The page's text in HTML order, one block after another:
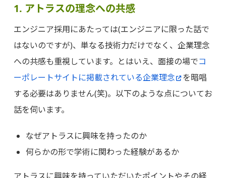
1. アトラスの理念への共感
エンジニア採用にあたっては(エンジニアに限った話で
はないのですが)、単なる技術力だけでなく、企業理念
への共感も重視しています。とはいえ、面接の場でコ
ーポレートサイトに掲載されている企業理念
を暗唱
する必要はありません(笑)。以下のような点についてお
話を伺います。
なぜアトラスに興味を持ったのか
何らかの形で学術に関わった経験があるか